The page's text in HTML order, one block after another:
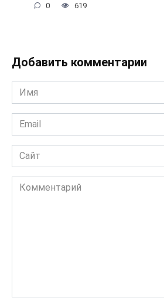
0 619
Добавить комментарии
Имя
*
Email
*
Сайт
Комментарий